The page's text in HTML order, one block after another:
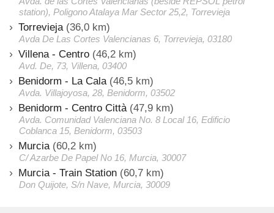
station), Poligono Atalaya Mar Sector 25,2, Torrevieja
Torrevieja(36,0 km)
Avda De Las Cortes Valencianas 6, Torrevieja, 03180
Villena - Centro (46,2 km)
Avd. De, 73, Villena, 03400
Benidorm - La Cala(46,5 km)
Avda. Villajoyosa, 28, Benidorm, 03502
Benidorm - Centro Città(47,9 km)
Avda. Comunidad Valenciana No. 8 Local 16, Edificio
Coblanca 15, Benidorm, 03503
Murcia(60,2 km)
C/ Azarbe De Papel No 16, Murcia, 30007
Murcia - Train Station (60,7 km)
Don Quijote, S/n Nave, Murcia, 30009